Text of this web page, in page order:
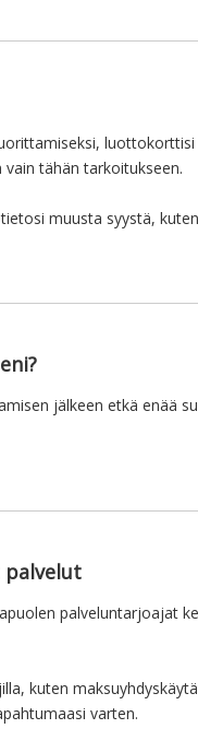
tähän tarkoitukseen.
muusta syystä,
jälkeen etkä
palvelut
palveluntarjoajat
kuten
varten.